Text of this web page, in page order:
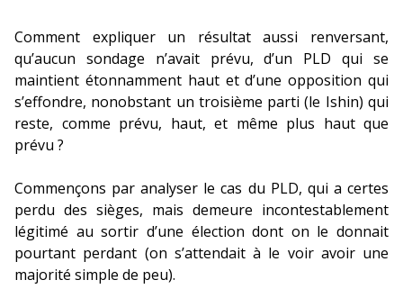
Comment expliquer un résultat aussi renversant,
qu’aucun sondage n’avait prévu, d’un PLD qui se
maintient étonnamment haut et d’une opposition qui
s’effondre, nonobstant un troisième parti (le Ishin) qui
reste, comme prévu, haut, et même plus haut que
prévu ?
Commençons par analyser le cas du PLD, qui a certes
perdu des sièges, mais demeure incontestablement
légitimé au sortir d’une élection dont on le donnait
pourtant perdant (on s’attendait à le voir avoir une
majorité simple de peu).